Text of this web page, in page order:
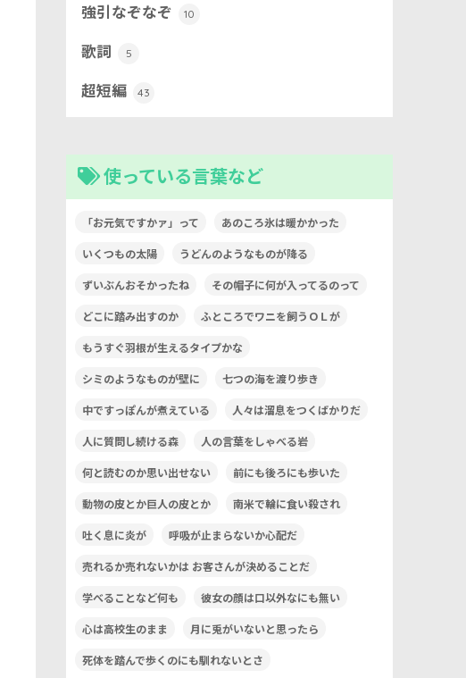
強引なぞなぞ 10
歌詞 5
超短編 43
使っている言葉など
「お元気ですかァ」って あのころ氷は暖かかった
いくつもの太陽 うどんのようなものが降る
ずいぶんおそかったね その帽子に何が入ってるのって
どこに踏み出すのか ふところでワニを飼うＯＬが
もうすぐ羽根が生えるタイプかな
シミのようなものが壁に 七つの海を渡り歩き
中ですっぽんが煮えている 人々は溜息をつくばかりだ
人に質問し続ける森 人の言葉をしゃべる岩
何と読むのか思い出せない 前にも後ろにも歩いた
動物の皮とか巨人の皮とか 南米で輪に食い殺され
吐く息に炎が 呼吸が止まらないか心配だ
売れるか売れないかは お客さんが決めることだ
学べることなど何も 彼女の顔は口以外なにも無い
心は高校生のまま 月に兎がいないと思ったら
死体を踏んで歩くのにも馴れないとさ